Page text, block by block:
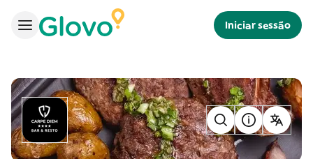
Iniciar sessão